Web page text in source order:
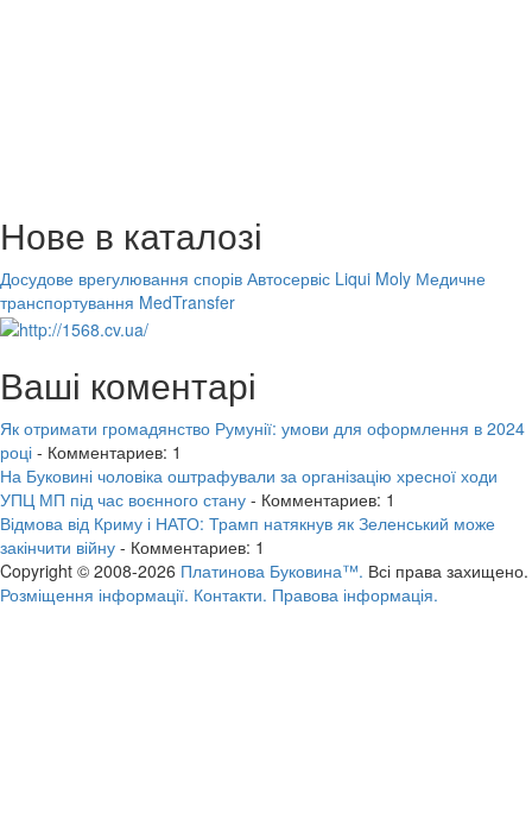
Нове в каталозі
Досудове врегулювання спорів Автосервіс Liqui Moly Медичне
транспортування MedTransfer
Ваші коментарі
Як отримати громадянство Румунії: умови для оформлення в 2024
році - Комментариев: 1
На Буковині чоловіка оштрафували за організацію хресної ходи
УПЦ МП під час воєнного стану - Комментариев: 1
Відмова від Криму і НАТО: Трамп натякнув як Зеленський може
закінчити війну - Комментариев: 1
Copyright © 2008-2026 Платинова Буковина™. Всі права захищено.
Розміщення інформації. Контакти. Правова інформація.